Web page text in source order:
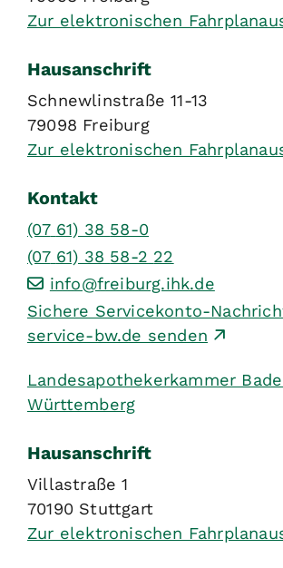
Zur elektronischen
Hausanschrift
Schnewlinstraße 11-13
79098 Freiburg
Zur elektronischen
Kontakt
(07 61) 38 58-0
(07 61) 38 58-2 22
info@freiburg.ihk.de
Sichere Servicekonto-
service-bw.de senden
Landesapothekerkammer
Württemberg
Hausanschrift
Villastraße 1
70190 Stuttgart
Zur elektronischen